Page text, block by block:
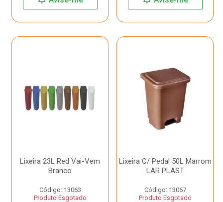
Lixeira 23L Red Vai-Vem
Branco
Código: 13063
Produto Esgotado
Lixeira C/ Pedal 50L Marrom
LAR PLAST
Código: 13067
Produto Esgotado